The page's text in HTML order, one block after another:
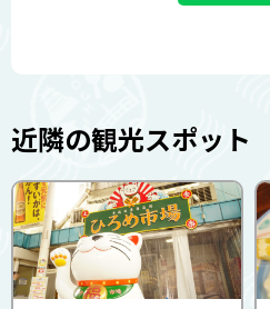
近隣の観光スポット